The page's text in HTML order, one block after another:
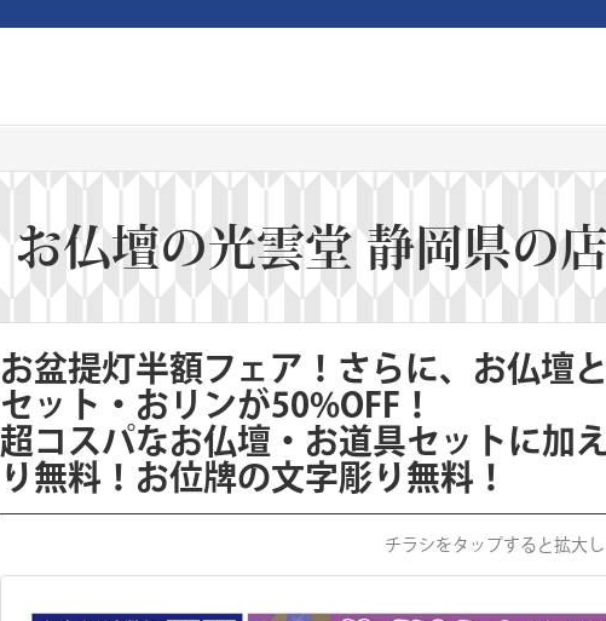
お仏壇の光雲堂 静岡県の
お盆提灯半額フェア！さらに、お仏壇
セット・おリンが50%OFF！
超コスパなお仏壇・お道具セットに加
り無料！お位牌の文字彫り無料！
チラシをタップすると拡大